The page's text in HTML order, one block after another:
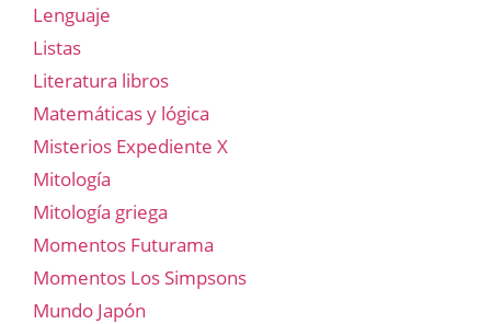
Lenguaje
Listas
Literatura libros
Matemáticas y lógica
Misterios Expediente X
Mitología
Mitología griega
Momentos Futurama
Momentos Los Simpsons
Mundo Japón